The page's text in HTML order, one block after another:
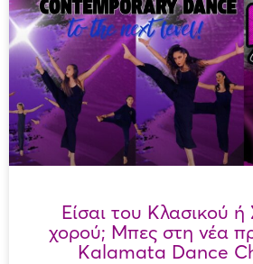
Είσαι του Κλασικού
χορού; Μπες στη νέα
Kalamata Dance